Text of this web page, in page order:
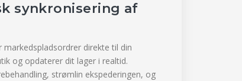
synkronisering af
direkte til din
og opdaterer dit lager i realtid.
strømlin ekspederingen, og